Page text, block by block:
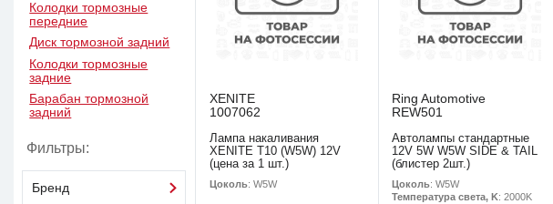
Колодки тормозные
передние
Диск тормозной задний
Колодки тормозные
задние
Барабан тормозной
задний
Фильтры:
Бренд
XENITE
1007062
Лампа накаливания
XENITE T10 (W5W) 12V
(цена за 1 шт.)
Цоколь: W5W
Ring Automotive
REW501
Автолампы стандартные
12V 5W W5W SIDE & TAIL
(блистер 2шт.)
Цоколь: W5W
Температура света, K: 2000K